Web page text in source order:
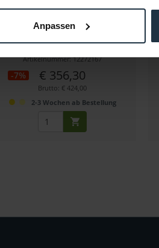
Anpassen
Shape CPVALX ALEXA Mini V-
Inkl. V-Mount Battery Plate für ALEXA
Mini
Artikelnummer: 12272167
-7% € 356,30
Brutto: € 424,00
2-3 Wochen ab Bestellung